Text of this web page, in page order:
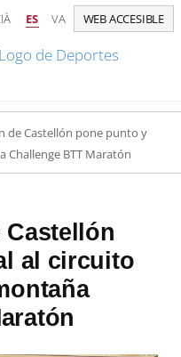
ES VA WEB ACCESIBLE
de Castellón pone punto y
Challenge BTT Maratón
al circuito